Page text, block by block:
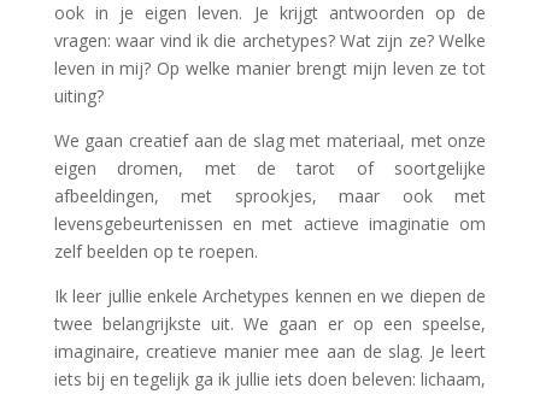
ook in je eigen leven. Je krijgt antwoorden op de
vragen: waar vind ik die archetypes? Wat zijn ze? Welke
leven in mij? Op welke manier brengt mijn leven ze tot
uiting?
We gaan creatief aan de slag met materiaal, met onze
eigen dromen, met de tarot of soortgelijke
afbeeldingen, met sprookjes, maar ook met
levensgebeurtenissen en met actieve imaginatie om
zelf beelden op te roepen.
Ik leer jullie enkele Archetypes kennen en we diepen de
twee belangrijkste uit. We gaan er op een speelse,
imaginaire, creatieve manier mee aan de slag. Je leert
iets bij en tegelijk ga ik jullie iets doen beleven: lichaam,